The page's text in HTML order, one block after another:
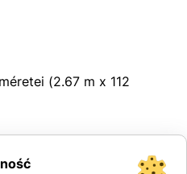
(2.67 m x 112